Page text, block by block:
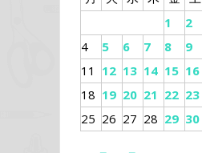
1
2
4
5 6 7 8 9
11
12 13 14 15 16
18 19 20 21 22 23
25 26 27 28 29 30